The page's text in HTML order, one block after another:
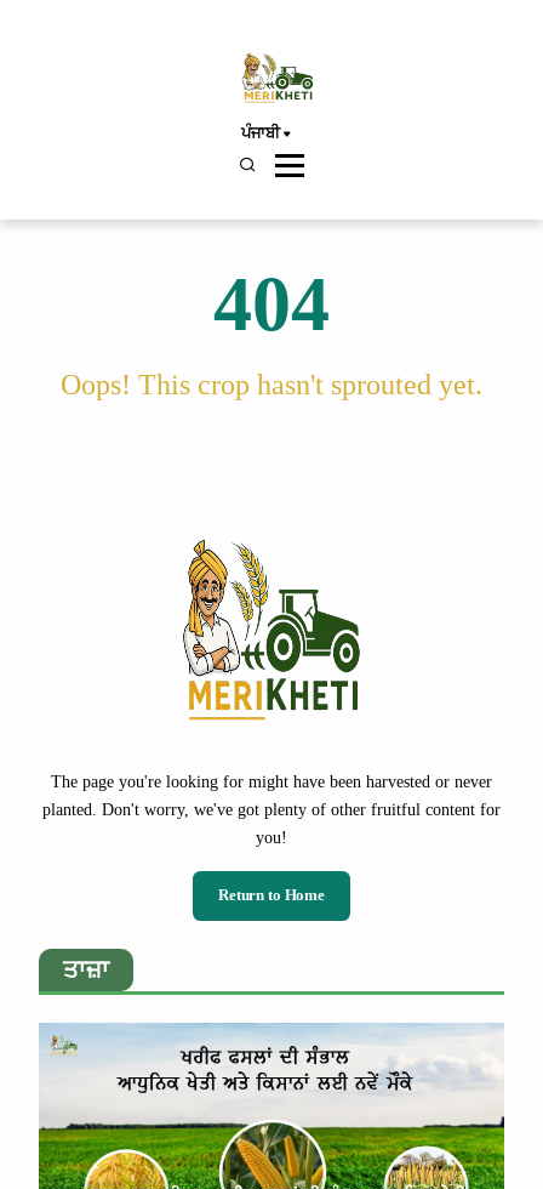
ਪੰਜਾਬੀ
404
Oops! This crop hasn't sprouted yet.
The page you're looking for might have been harvested or never
planted. Don't worry, we've got plenty of other fruitful content for
you!
Return to Home
ਤਾਜ਼ਾ